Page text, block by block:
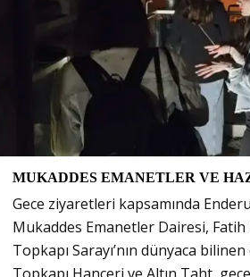
MUKADDES EMANETLER VE
Gece ziyaretleri kapsamında
Mukaddes Emanetler Dairesi,
Topkapı Sarayı’nın dünyaca